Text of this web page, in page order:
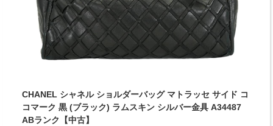
CHANEL シャネル ショルダーバッグ マトラッセ サイド コ
コマーク 黒 (ブラック) ラムスキン シルバー金具 A34487
ABランク【中古】